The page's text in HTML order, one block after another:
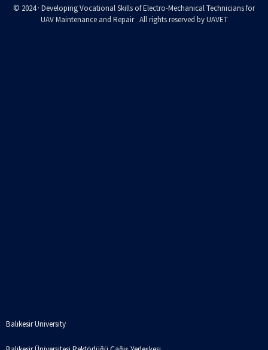
© 2024 · Developing Vocational Skills of Electro-Mechanical Technicians for
UAV Maintenance and Repair All rights reserved by UAVET
Balıkesir University